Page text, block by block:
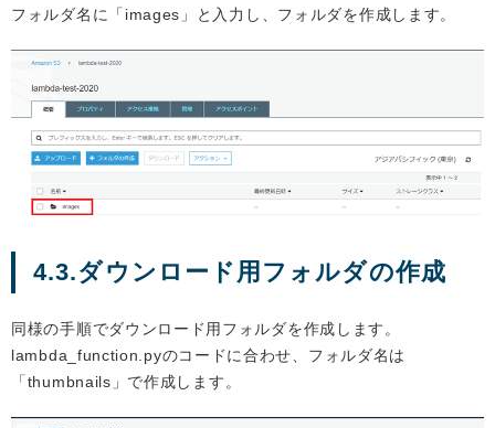
フォルダ名に「images」と入力し、フォルダを作成します。
4.3.ダウンロード用フォルダの作成
同様の手順でダウンロード用フォルダを作成します。
lambda_function.pyのコードに合わせ、フォルダ名は
「thumbnails」で作成します。